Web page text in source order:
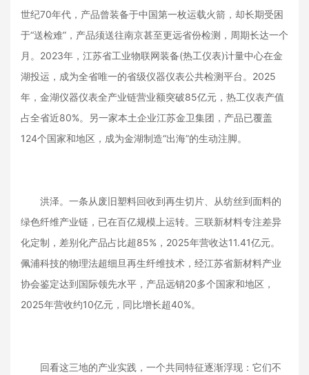
世纪70年代，产品曾装备于中国第一枚运载火箭，却长期受困
于“送检难”，产品须送往南京甚至更远省份检测，周期长达一个
月。2023年，江苏省工业物联网装备(热工仪表)计量中心在金
湖投运，成为全省唯一的省级仪器仪表公共检测平台。2025
年，金湖仪器仪表全产业链营业额突破85亿元，热工仪表产值
占全省近80%。另一家本土企业江苏金卫集团，产品已覆盖
124个国家和地区，成为金湖制造“出海”的生动注脚。
洪泽。一条从废旧塑料回收到再生切片、从纺丝到面料的
绿色纤维产业链，已在百亿规模上运转。三联新材料专注差异
化定制，差别化产品占比超85%，2025年营收达11.41亿元。
佩浦科技的物理法超细旦再生纤维技术，经江苏省新材料产业
协会鉴定达到国际领先水平，产品远销20多个国家和地区，
2025年营收约10亿元，同比增长超40%。
回看这三地的产业实践，一个共同特征逐渐浮现：它们不